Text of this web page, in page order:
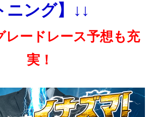
ニング】↓↓
レードレース予想も充
実！